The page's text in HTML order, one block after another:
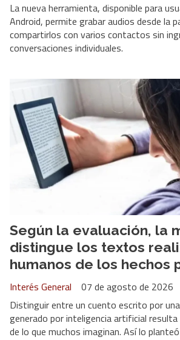
La nueva herramienta, disponible para
Android, permite grabar audios desde la
compartirlos con varios contactos sin
conversaciones individuales.
Según la evaluación, la
distingue los textos
humanos de los hechos
Interés General
07 de agosto de 2026
Distinguir entre un cuento escrito por
generado por inteligencia artificial
de lo que muchos imaginan. Así lo